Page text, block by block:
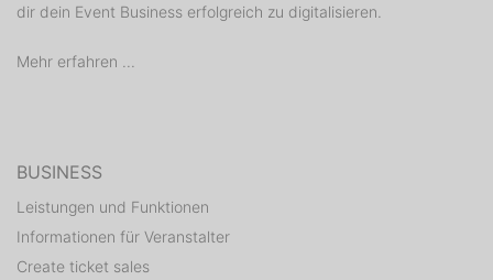
dir dein Event Business erfolgreich zu digitalisieren.
Mehr erfahren ...
BUSINESS
Leistungen und Funktionen
Informationen für Veranstalter
Create ticket sales